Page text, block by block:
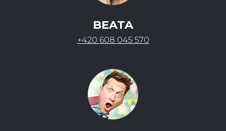
BEATA
+420 608 045 570